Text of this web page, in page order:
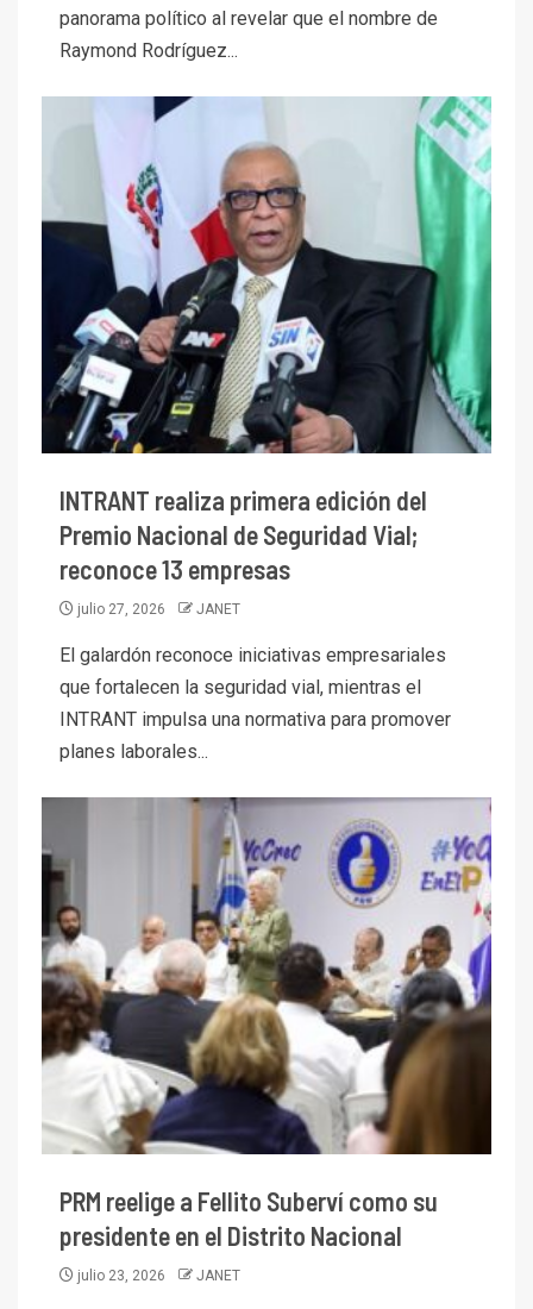
panorama político al revelar que el nombre de
Raymond Rodríguez...
INTRANT realiza primera edición del
Premio Nacional de Seguridad Vial;
reconoce 13 empresas
julio 27, 2026 JANET
El galardón reconoce iniciativas empresariales
que fortalecen la seguridad vial, mientras el
INTRANT impulsa una normativa para promover
planes laborales...
PRM reelige a Fellito Suberví como su
presidente en el Distrito Nacional
julio 23, 2026 JANET